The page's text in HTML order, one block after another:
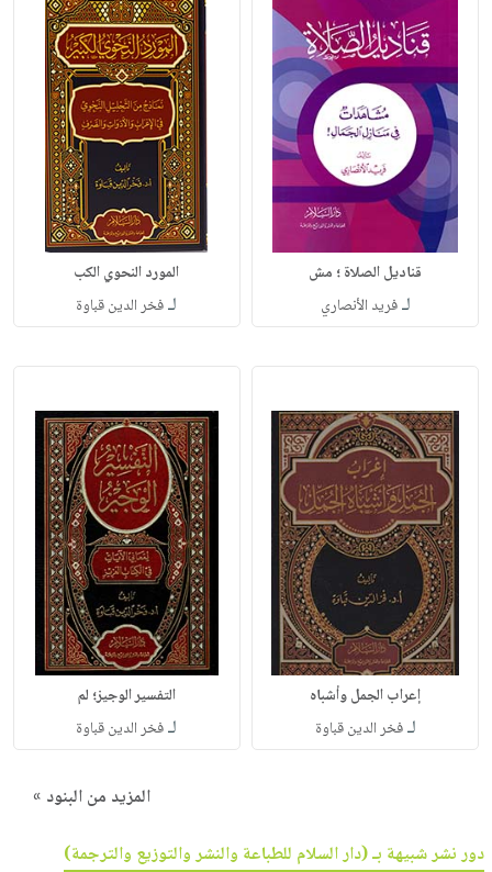
قناديل الصلاة ؛ مش
لـفريد الأنصاري
المورد النحوي الكب
لـفخر الدين قباوة
إعراب الجمل وأشباه
لـفخر الدين قباوة
التفسير الوجيز؛ لم
لـفخر الدين قباوة
المزيد من البنود »
دور نشر شبيهة بـ (دار السلام للطباعة والنشر والتوزيع والترجمة)